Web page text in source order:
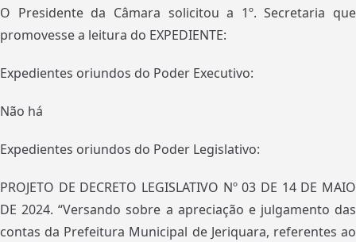
O Presidente da Câmara solicitou a 1º. Secretaria que
promovesse a leitura do EXPEDIENTE:
Expedientes oriundos do Poder Executivo:
Não há
Expedientes oriundos do Poder Legislativo:
PROJETO DE DECRETO LEGISLATIVO Nº 03 DE 14 DE MAIO
DE 2024. “Versando sobre a apreciação e julgamento das
contas da Prefeitura Municipal de Jeriquara, referentes ao